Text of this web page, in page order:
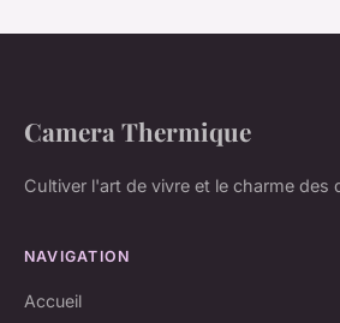
Camera Thermique
Cultiver l'art de vivre et le charme des
NAVIGATION
Accueil